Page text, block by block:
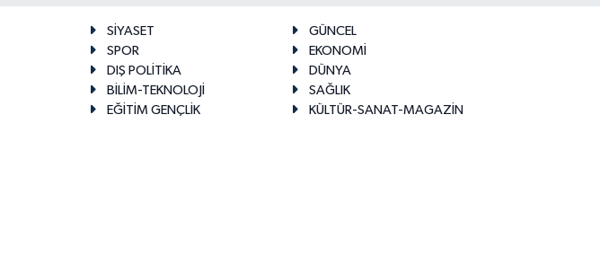
SİYASET
GÜNCEL
SPOR
EKONOMİ
DIŞ POLİTİKA
DÜNYA
BİLİM-TEKNOLOJİ
SAĞLIK
EĞİTİM GENÇLİK
KÜLTÜR-SANAT-MAGAZİN